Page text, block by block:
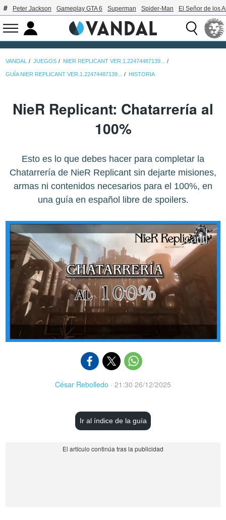
Peter Jackson Gameplay GTA 6 Superman Spider-Man El Señor de los
VANDAL JUEGOS NIER REPLICANT VER.1.22474487139...
GUÍA NIER REPLICANT VER.1.22474487139... HISTORIA
NieR Replicant: Chatarrería al
100%
Esto es lo que debes hacer para completar la
Chatarrería de NieR Replicant sin dejarte misiones,
armas ni contenidos necesarios para el 100%, en
una guía en español libre de spoilers.
César Rebolledo · 21:30 26/12/2025
Ir al índice de la guía